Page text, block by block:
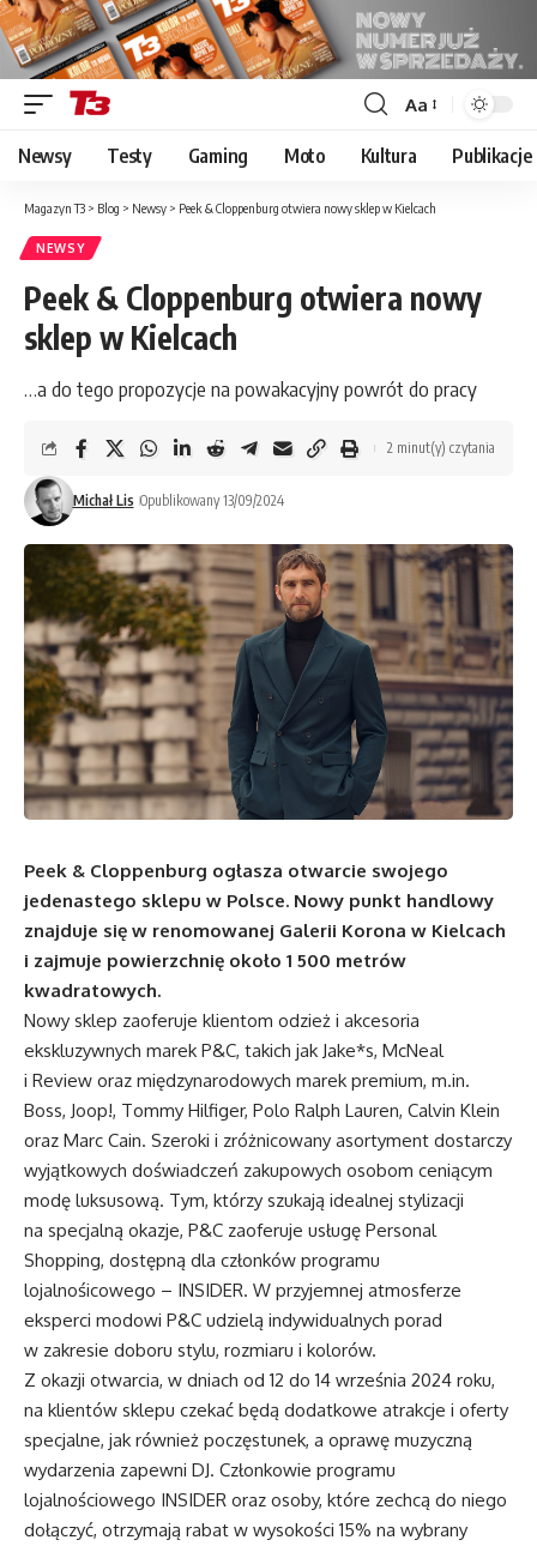
Font
Resizer
Aa
Newsy Testy Gaming Moto Kultura Publikacje
Magazyn T3 > Blog > Newsy > Peek & Cloppenburg otwiera nowy sklep w Kielcach
NEWSY
Peek & Cloppenburg otwiera nowy
sklep w Kielcach
…a do tego propozycje na powakacyjny powrót do pracy
Michał Lis Opublikowany 13/09/2024
2 minut(y) czytania
Peek & Cloppenburg ogłasza otwarcie swojego
jedenastego sklepu w Polsce. Nowy punkt handlowy
znajduje się w renomowanej Galerii Korona w Kielcach
i zajmuje powierzchnię około 1 500 metrów
kwadratowych.
Nowy sklep zaoferuje klientom odzież i akcesoria
ekskluzywnych marek P&C, takich jak Jake*s, McNeal
i Review oraz międzynarodowych marek premium, m.in.
Boss, Joop!, Tommy Hilfiger, Polo Ralph Lauren, Calvin Klein
oraz Marc Cain. Szeroki i zróżnicowany asortyment dostarczy
wyjątkowych doświadczeń zakupowych osobom ceniącym
modę luksusową. Tym, którzy szukają idealnej stylizacji
na specjalną okazje, P&C zaoferuje usługę Personal
Shopping, dostępną dla członków programu
lojalnośicowego – INSIDER. W przyjemnej atmosferze
eksperci modowi P&C udzielą indywidualnych porad
w zakresie doboru stylu, rozmiaru i kolorów.
Z okazji otwarcia, w dniach od 12 do 14 września 2024 roku,
na klientów sklepu czekać będą dodatkowe atrakcje i oferty
specjalne, jak również poczęstunek, a oprawę muzyczną
wydarzenia zapewni DJ. Członkowie programu
lojalnościowego INSIDER oraz osoby, które zechcą do niego
dołączyć, otrzymają rabat w wysokości 15% na wybrany